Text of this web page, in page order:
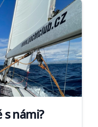
námi?